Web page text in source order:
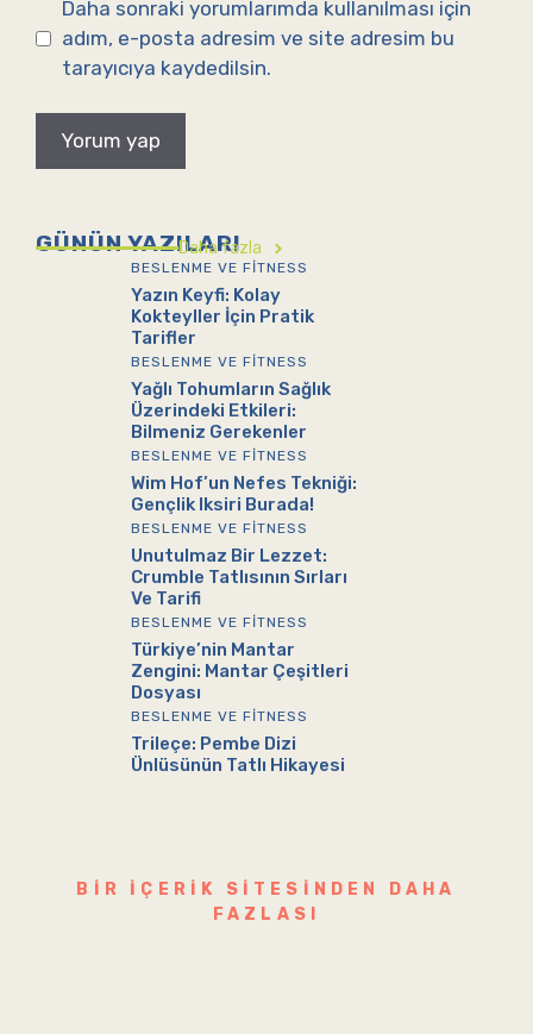
Daha sonraki yorumlarımda kullanılması için
adım, e-posta adresim ve site adresim bu
tarayıcıya kaydedilsin.
GÜNÜN YAZILARI
Daha fazla
BESLENME VE FITNESS
Yazın Keyfi: Kolay
Kokteyller İçin Pratik
Tarifler
BESLENME VE FITNESS
Yağlı Tohumların Sağlık
Üzerindeki Etkileri:
Bilmeniz Gerekenler
BESLENME VE FITNESS
Wim Hof’un Nefes Tekniği:
Gençlik Iksiri Burada!
BESLENME VE FITNESS
Unutulmaz Bir Lezzet:
Crumble Tatlısının Sırları
Ve Tarifi
BESLENME VE FITNESS
Türkiye’nin Mantar
Zengini: Mantar Çeşitleri
Dosyası
BESLENME VE FITNESS
Trileçe: Pembe Dizi
Ünlüsünün Tatlı Hikayesi
BIR IÇERIK SITESINDEN DAHA
FAZLASI